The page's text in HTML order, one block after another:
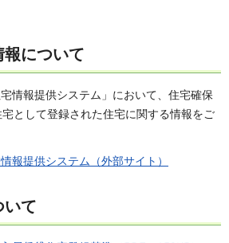
について
情報提供システム」において、住宅確保
として登録された住宅に関する情報をご
報提供システム（外部サイト）
いて